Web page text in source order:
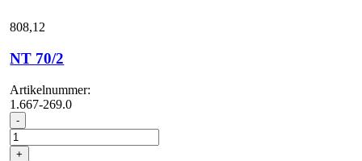
808,12
NT 70/2
Artikelnummer:
1.667-269.0
- NT
70/2
aantal
+